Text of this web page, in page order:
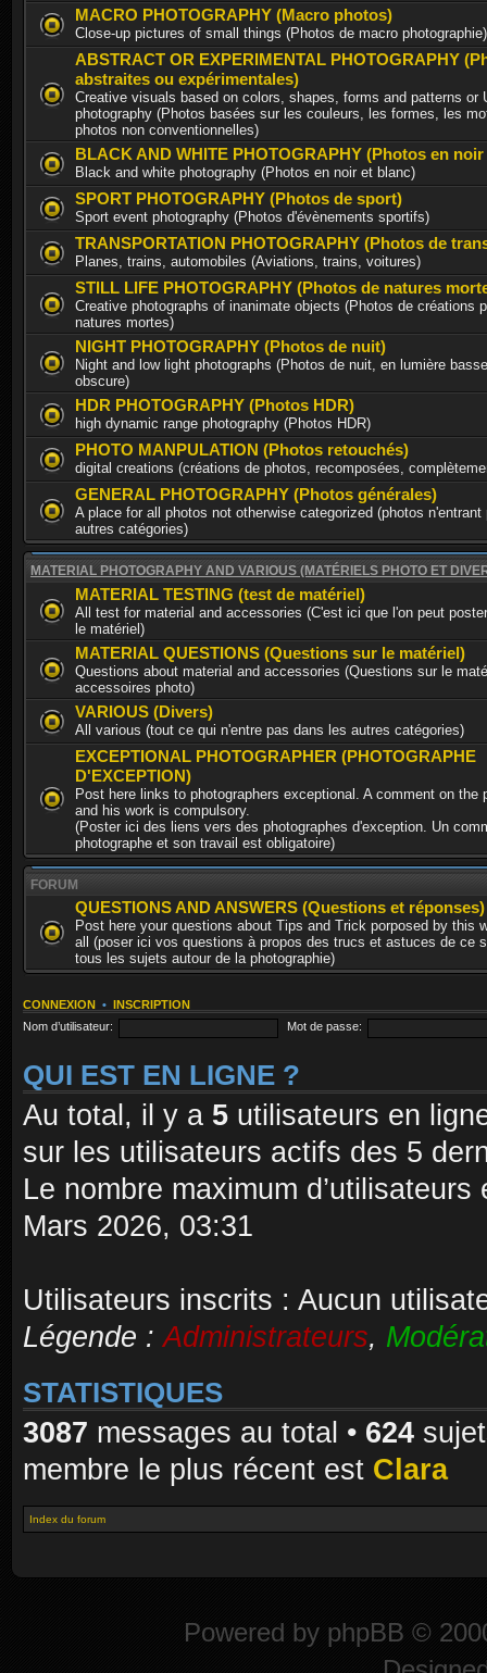
MACRO PHOTOGRAPHY (Macro photos)
Close-up pictures of small things (Photos de macro photographie)
ABSTRACT OR EXPERIMENTAL PHOTOGRAPHY
abstraites ou expérimentales)
Creative visuals based on colors, shapes, forms and patterns or
photography (Photos basées sur les couleurs, les formes, les
photos non conventionnelles)
BLACK AND WHITE PHOTOGRAPHY (Photos en
Black and white photography (Photos en noir et blanc)
SPORT PHOTOGRAPHY (Photos de sport)
Sport event photography (Photos d'évènements sportifs)
TRANSPORTATION PHOTOGRAPHY (Photos de
Planes, trains, automobiles (Aviations, trains, voitures)
STILL LIFE PHOTOGRAPHY (Photos de natures
Creative photographs of inanimate objects (Photos de créations
natures mortes)
NIGHT PHOTOGRAPHY (Photos de nuit)
Night and low light photographs (Photos de nuit, en lumière
obscure)
HDR PHOTOGRAPHY (Photos HDR)
high dynamic range photography (Photos HDR)
PHOTO MANPULATION (Photos retouchés)
digital creations (créations de photos, recomposées,
GENERAL PHOTOGRAPHY (Photos générales)
A place for all photos not otherwise categorized (photos
autres catégories)
MATERIAL PHOTOGRAPHY AND VARIOUS (MATÉRIELS PHOTO ET
MATERIAL TESTING (test de matériel)
All test for material and accessories (C'est ici que l'on peut
le matériel)
MATERIAL QUESTIONS (Questions sur le matériel)
Questions about material and accessories (Questions sur le
accessoires photo)
VARIOUS (Divers)
All various (tout ce qui n'entre pas dans les autres catégories)
EXCEPTIONAL PHOTOGRAPHER (PHOTOGRAPHE
D'EXCEPTION)
Post here links to photographers exceptional. A comment on the
and his work is compulsory.
(Poster ici des liens vers des photographes d'exception. Un
photographe et son travail est obligatoire)
FORUM
QUESTIONS AND ANSWERS (Questions et réponses)
Post here your questions about Tips and Trick porposed by this
all (poser ici vos questions à propos des trucs et astuces de ce
tous les sujets autour de la photographie)
CONNEXION • INSCRIPTION
Nom d’utilisateur:
Mot de passe:
QUI EST EN LIGNE ?
Au total, il y a 5 utilisateurs en
sur les utilisateurs actifs des 5
Le nombre maximum
Mars 2026, 03:31
Utilisateurs inscrits : Aucun
Légende :Administrateurs,
STATISTIQUES
3087 messages au total • 624
membre le plus récent est Clara
Index du forum
Powered by phpBB ©